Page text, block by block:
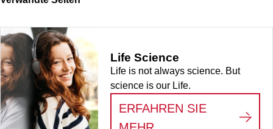
Life Science
Life is not always science. But
science is our Life.
ERFAHREN SIE